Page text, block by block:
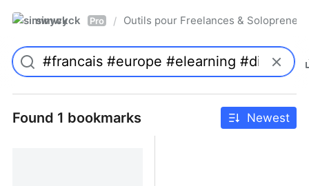
simwyck Pro / Outils pour Freelances &
Found 1 bookmarks Newest